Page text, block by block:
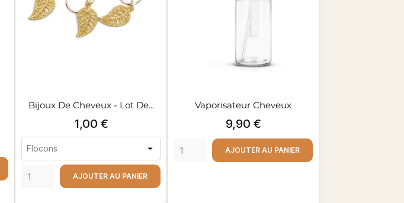
Bijoux De Cheveux - Lot De...
Prix
1,00 €
AJOUTER AU PANIER
Vaporisateur Cheveux
Prix
9,90 €
AJOUTER AU PANIER